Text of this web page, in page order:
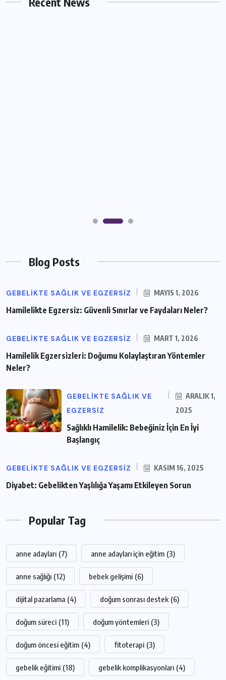
Blog Posts
GEBELIKTE SAĞLIK VE EGZERSIZ MAYIS 1, 2026
Hamilelikte Egzersiz: Güvenli Sınırlar ve Faydaları Neler?
GEBELIKTE SAĞLIK VE EGZERSIZ MART 1, 2026
Hamilelik Egzersizleri: Doğumu Kolaylaştıran Yöntemler
Neler?
GEBELIKTE SAĞLIK VE
EGZERSIZ
ARALIK 1,
2025
Sağlıklı Hamilelik: Bebeğiniz İçin En İyi
Başlangıç
GEBELIKTE SAĞLIK VE EGZERSIZ KASIM 16, 2025
Diyabet: Gebelikten Yaşlılığa Yaşamı Etkileyen Sorun
Popular Tag
anne adayları (7) anne adayları için eğitim (3)
anne sağlığı (12) bebek gelişimi (6)
dijital pazarlama (4) doğum sonrası destek (6)
doğum süreci (11) doğum yöntemleri (3)
doğum öncesi eğitim (4) fitoterapi (3)
gebelik eğitimi (18) gebelik komplikasyonları (4)